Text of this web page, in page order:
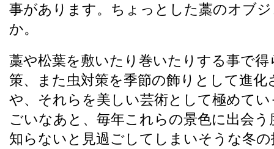
事があります。ちょっとした藁のオブ
か。
藁や松葉を敷いたり巻いたりする事で
策、また虫対策を季節の飾りとして進
や、それらを美しい芸術として極めて
ごいなあと、毎年これらの景色に出会
知らないと見過ごしてしまいそうな冬